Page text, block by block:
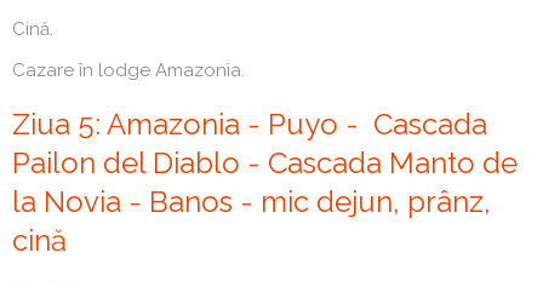
Cină.
Cazare în lodge Amazonia.
Ziua 5: Amazonia - Puyo - Cascada
Pailon del Diablo - Cascada Manto de
la Novia - Banos - mic dejun, prânz,
cină